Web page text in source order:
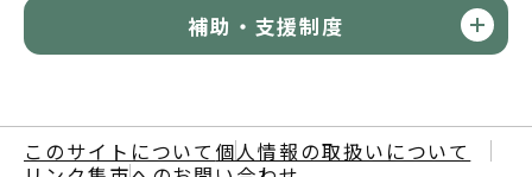
補助・支援制度
このサイトについて 個人情報の取扱いについて